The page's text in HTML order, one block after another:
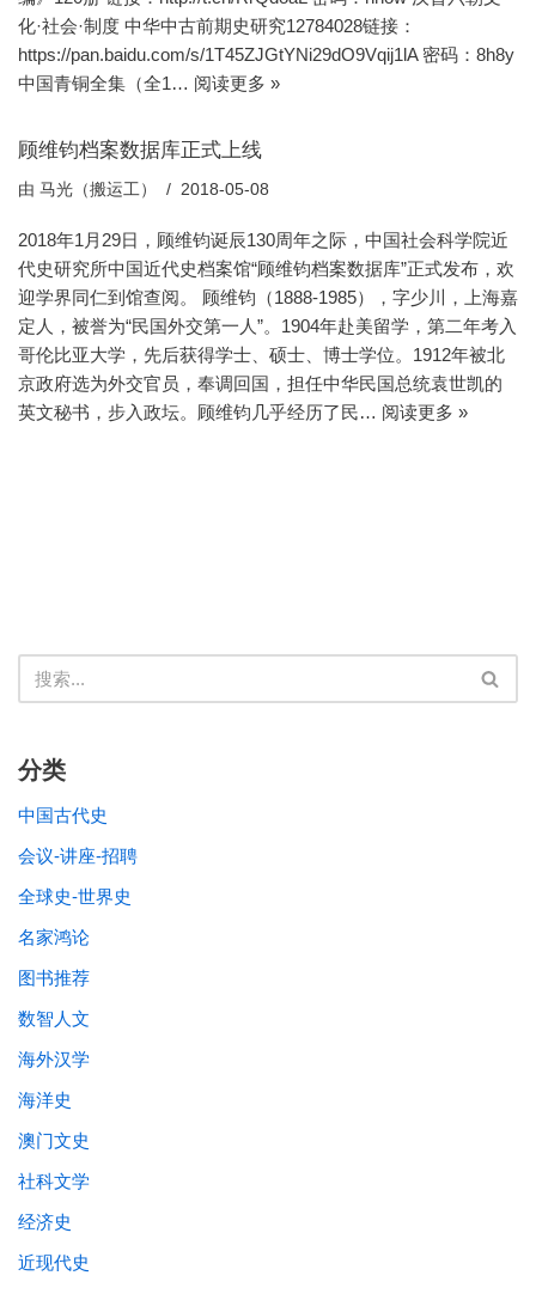
化·社会·制度 中华中古前期史研究12784028链接：
https://pan.baidu.com/s/1T45ZJGtYNi29dO9Vqij1lA 密码：8h8y
中国青铜全集（全1… 阅读更多 »
顾维钧档案数据库正式上线
由 马光（搬运工） 2018-05-08
2018年1月29日，顾维钧诞辰130周年之际，中国社会科学院近
代史研究所中国近代史档案馆“顾维钧档案数据库”正式发布，欢
迎学界同仁到馆查阅。 顾维钧（1888-1985），字少川，上海嘉
定人，被誉为“民国外交第一人”。1904年赴美留学，第二年考入
哥伦比亚大学，先后获得学士、硕士、博士学位。1912年被北
京政府选为外交官员，奉调回国，担任中华民国总统袁世凯的
英文秘书，步入政坛。顾维钧几乎经历了民… 阅读更多 »
分类
中国古代史
会议-讲座-招聘
全球史-世界史
名家鸿论
图书推荐
数智人文
海外汉学
海洋史
澳门文史
社科文学
经济史
近现代史